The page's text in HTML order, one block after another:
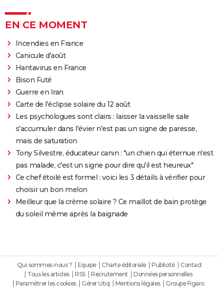
EN CE MOMENT
Incendies en France
Canicule d'août
Hantavirus en France
Bison Futé
Guerre en Iran
Carte de l'éclipse solaire du 12 août
Les psychologues sont clairs : laisser la vaisselle sale
s'accumuler dans l'évier n'est pas un signe de paresse,
mais de saturation
Tony Silvestre, éducateur canin : "un chien qui éternue n'est
pas malade, c'est un signe pour dire qu'il est heureux"
Ce chef étoilé est formel : voici les 3 détails à vérifier pour
choisir un bon melon
Meilleur que la crème solaire ? Ce maillot de bain protège
du soleil même après la baignade
Qui sommes-nous ? Equipe Charte éditoriale Publicité
Contact
Tous les articles
RSS Recrutement
Données personnelles
Paramétrer les cookies
Gérer Utiq Mentions légales Groupe Figaro